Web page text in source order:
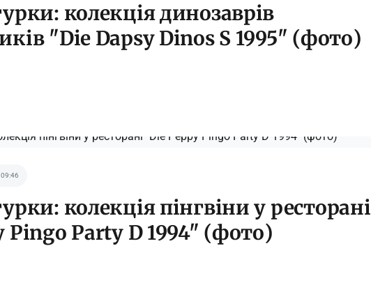
колекція динозаврів
"Die Dapsy Dinos S 1995" (фото)
колекція пінгвіни у ресторані
Pingo Party D 1994" (фото)